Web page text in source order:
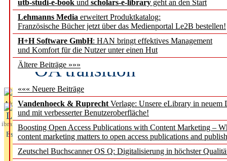
utb-studi-e-book und scholars-e-library geht an den Start
Lehmanns Media erweitert Produktkatalog:
Französische Bücher jetzt über das Medienportal Le2B bestellen!
H+H Software GmbH: HAN bringt effektives Management
und Komfort für die Nutzer unter einen Hut
Ältere Beiträge »»»
««« Neuere Beiträge
Vandenhoeck & Ruprecht Verlage: Unsere eLibrary in neuem
und mit verbesserter Benutzeroberfläche!
Boosting Open Access Publications with Content Marketing –
content marketing matters to open access publications and
Zeutschel Buchscanner OS Q: Digitalisierung in höchster
Fifth Open Access
transformative
OA transition
Aktuelles aus
L
ibrary
Essentials